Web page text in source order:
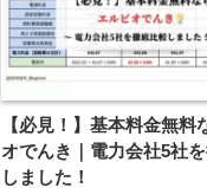
【必見！】基本料金無料
オでんき｜電力会社5社
しました！